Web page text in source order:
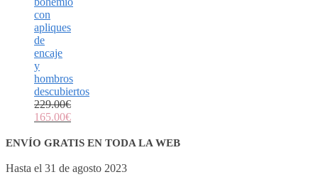
con
apliques
de
encaje
y
hombros
descubiertos
229.00€
165.00€
ENVÍO GRATIS EN TODA LA WEB
Hasta el 31 de agosto 2023